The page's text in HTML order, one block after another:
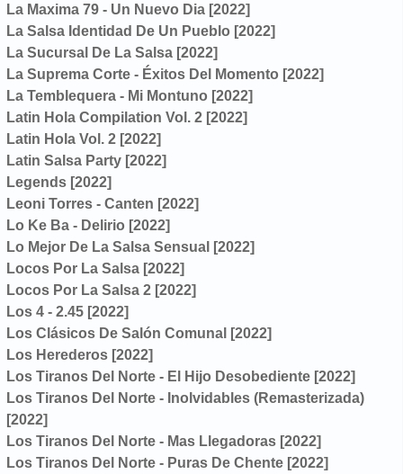
La Maxima 79 - Un Nuevo Dia [2022]
La Salsa Identidad De Un Pueblo [2022]
La Sucursal De La Salsa [2022]
La Suprema Corte - Éxitos Del Momento [2022]
La Temblequera - Mi Montuno [2022]
Latin Hola Compilation Vol. 2 [2022]
Latin Hola Vol. 2 [2022]
Latin Salsa Party [2022]
Legends [2022]
Leoni Torres - Canten [2022]
Lo Ke Ba - Delirio [2022]
Lo Mejor De La Salsa Sensual [2022]
Locos Por La Salsa [2022]
Locos Por La Salsa 2 [2022]
Los 4 - 2.45 [2022]
Los Clásicos De Salón Comunal [2022]
Los Herederos [2022]
Los Tiranos Del Norte - El Hijo Desobediente [2022]
Los Tiranos Del Norte - Inolvidables (Remasterizada)
[2022]
Los Tiranos Del Norte - Mas Llegadoras [2022]
Los Tiranos Del Norte - Puras De Chente [2022]